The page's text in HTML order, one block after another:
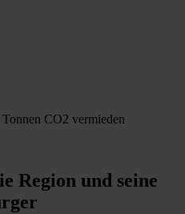
CO2 vermieden
Region und seine